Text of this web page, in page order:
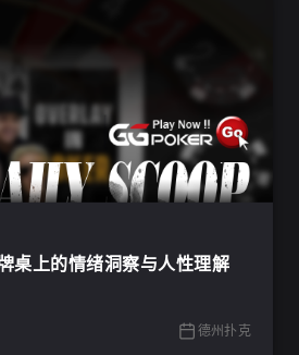
桌上的情绪洞察与人性理解
德州扑克